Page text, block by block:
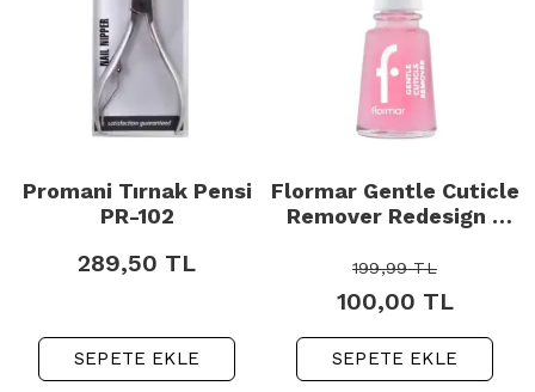
Promani Tırnak Pensi
PR-102
289,50 TL
SEPETE EKLE
Flormar Gentle Cuticle
Remover Redesign -
11ml
199,99TL
100,00 TL
SEPETE EKLE